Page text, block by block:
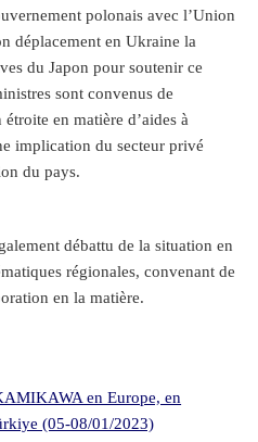
polonais avec l’Union
déplacement en Ukraine la
du Japon pour soutenir ce
sont convenus de
en matière d’aides à
implication du secteur privé
du pays.
débattu de la situation en
régionales, convenant de
en la matière.
en Europe, en
(05-08/01/2023)